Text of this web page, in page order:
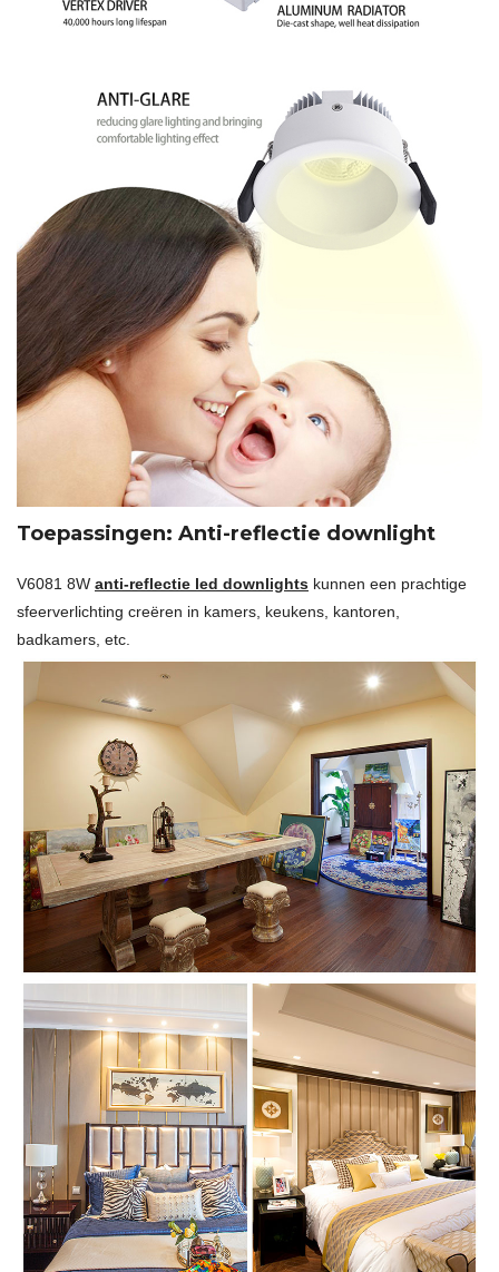
Toepassingen: Anti-reflectie downlight
V6081 8W anti-reflectie led downlights kunnen een prachtige
sfeerverlichting creëren in kamers, keukens, kantoren,
badkamers, etc.